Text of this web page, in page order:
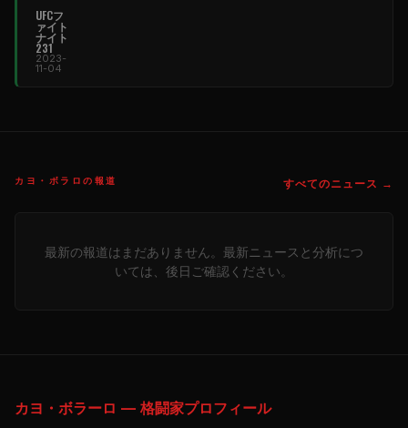
UFCフ
ァイト
ナイト
231
2023-
11-04
カヨ・ボラロの報道 すべてのニュース →
最新の報道はまだありません。最新ニュースと分析につ
いては、後日ご確認ください。
カヨ・ボラーロ — 格闘家プロフィール